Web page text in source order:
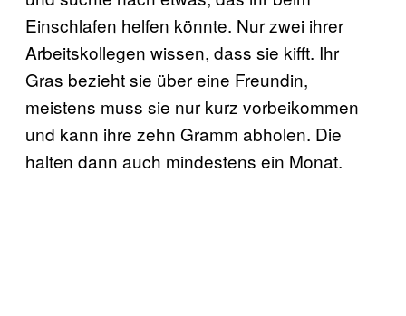
Einschlafen helfen könnte. Nur zwei ihrer
Arbeitskollegen wissen, dass sie kifft. Ihr
Gras bezieht sie über eine Freundin,
meistens muss sie nur kurz vorbeikommen
und kann ihre zehn Gramm abholen. Die
halten dann auch mindestens ein Monat.